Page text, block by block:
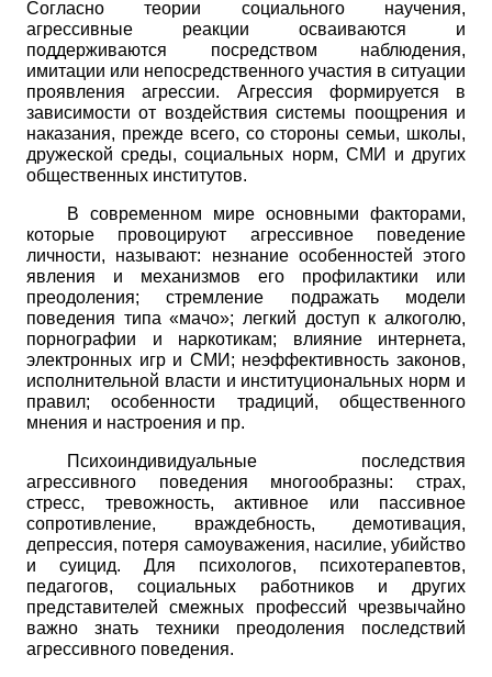
Согласно теории социального научения,
агрессивные реакции осваиваются и
поддерживаются посредством наблюдения,
имитации или непосредственного участия в ситуации
проявления агрессии. Агрессия формируется в
зависимости от воздействия системы поощрения и
наказания, прежде всего, со стороны семьи, школы,
дружеской среды, социальных норм, СМИ и других
общественных институтов.
В современном мире основными факторами,
которые провоцируют агрессивное поведение
личности, называют: незнание особенностей этого
явления и механизмов его профилактики или
преодоления; стремление подражать модели
поведения типа «мачо»; легкий доступ к алкоголю,
порнографии и наркотикам; влияние интернета,
электронных игр и СМИ; неэффективность законов,
исполнительной власти и институциональных норм и
правил; особенности традиций, общественного
мнения и настроения и пр.
Психоиндивидуальные последствия
агрессивного поведения многообразны: страх,
стресс, тревожность, активное или пассивное
сопротивление, враждебность, демотивация,
депрессия, потеря самоуважения, насилие, убийство
и суицид. Для психологов, психотерапевтов,
педагогов, социальных работников и других
представителей смежных профессий чрезвычайно
важно знать техники преодоления последствий
агрессивного поведения.